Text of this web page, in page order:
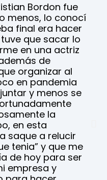
Bordon fue
menos, lo conocí
final era hacer
que sacar lo
en una actriz
de
organizar al
en pandemia
y menos se
la
en esta
saque a relucir
tenia” y que me
de hoy para ser
empresa y